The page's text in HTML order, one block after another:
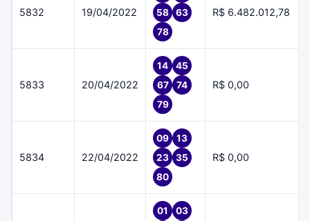
5832 19/04/2022
58
63
78
R$ 6.482.012,78
5833 20/04/2022
14
45
67
74
79
R$ 0,00
5834 22/04/2022
09
13
23
35
80
R$ 0,00
01 03